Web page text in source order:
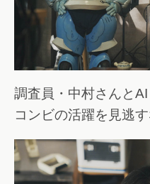
調査員・中村さんと
コンビの活躍を見逃す